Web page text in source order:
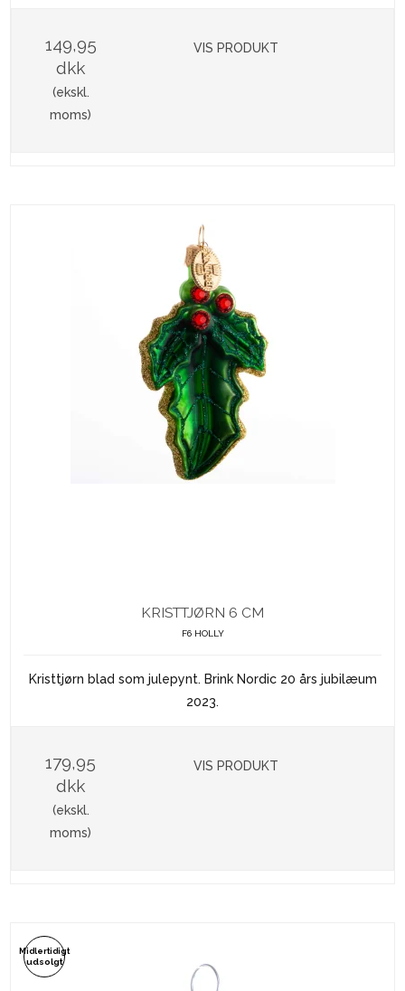
149,95
dkk
(ekskl.
moms)
VIS PRODUKT
KRISTTJØRN 6 CM
F6 HOLLY
Kristtjørn blad som julepynt. Brink Nordic 20 års jubilæum
2023.
179,95
dkk
(ekskl.
moms)
VIS PRODUKT
Midlertidigt
udsolgt